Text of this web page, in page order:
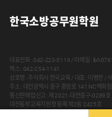
한국소방공무원학원
대표전화 : 042-223-5119 / 이메일 :
팩스 : 042-254-1141
상호명 : 주식회사 한국교육 / 대표 : 이병
주소 : 대전광역시 중구 중앙로 141 NC백화
통신판매업신고 : 제 2021-대전중구-0289호
대전동부교육지원청 등록 제2동 2425호